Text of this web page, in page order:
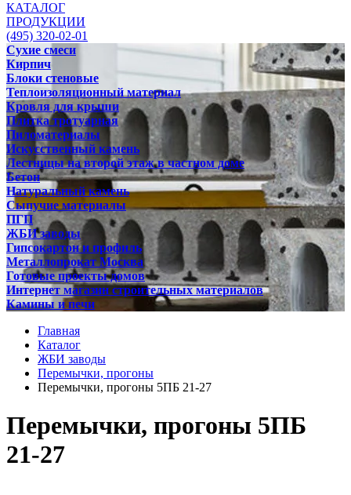
КАТАЛОГ
ПРОДУКЦИИ
(495) 320-02-01
Сухие смеси
Кирпич
Блоки стеновые
Теплоизоляционный материал
Кровля для крыши
Плитка тротуарная
Пиломатериалы
Искусственный камень
Лестницы на второй этаж в частном доме
Бетон
Натуральный камень
Сыпучие материалы
ПГП
ЖБИ заводы
Гипсокартон и профиль
Металлопрокат Москва
Готовые проекты домов
Интернет магазин строительных материалов
Камины и печи
Главная
Каталог
ЖБИ заводы
Перемычки, прогоны
Перемычки, прогоны 5ПБ 21-27
Перемычки, прогоны 5ПБ
21-27